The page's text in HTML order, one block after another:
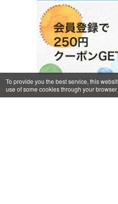
To provide you the best service, this
use of some cookies through your
猫の国
空に月